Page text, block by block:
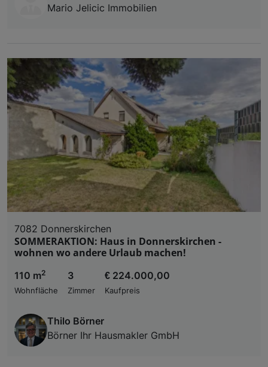
Mario Jelicic Immobilien
7082 Donnerskirchen
SOMMERAKTION: Haus in Donnerskirchen -
wohnen wo andere Urlaub machen!
110 m2
Wohnfläche
3
Zimmer
€ 224.000,00
Kaufpreis
Thilo Börner
Börner Ihr Hausmakler GmbH